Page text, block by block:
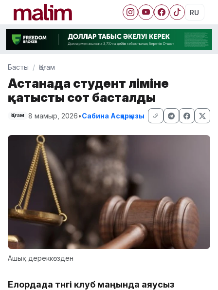
RU
Басты Қоғам
Астанада студент өліміне
қатысты сот басталды
Қоғам 8 мамыр, 2026•Сабина Асқарқызы
Ашық дереккөзден
Елордада түнгі клуб маңында аяусыз